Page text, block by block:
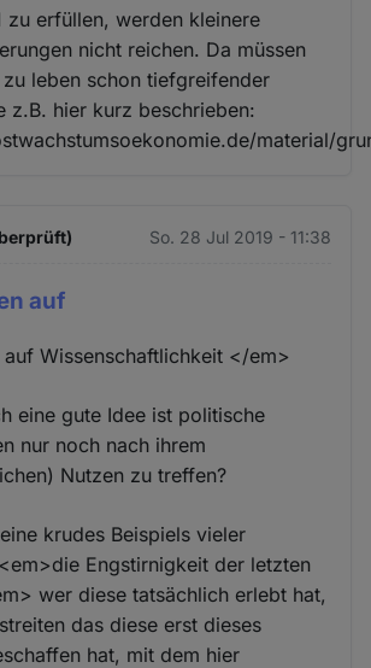
zu erfüllen, werden kleinere
nicht reichen. Da müssen
leben schon tiefgreifender
z.B. hier kurz beschrieben:
material/
So. 28 Jul 2019 - 11:38
auf
Wissenschaftlichkeit </em>
eine gute Idee ist politische
nur noch nach ihrem
Nutzen zu treffen?
krudes Beispiels vieler
Engstirnigkeit der letzten
wer diese tatsächlich erlebt hat,
das diese erst dieses
hat, mit dem hier